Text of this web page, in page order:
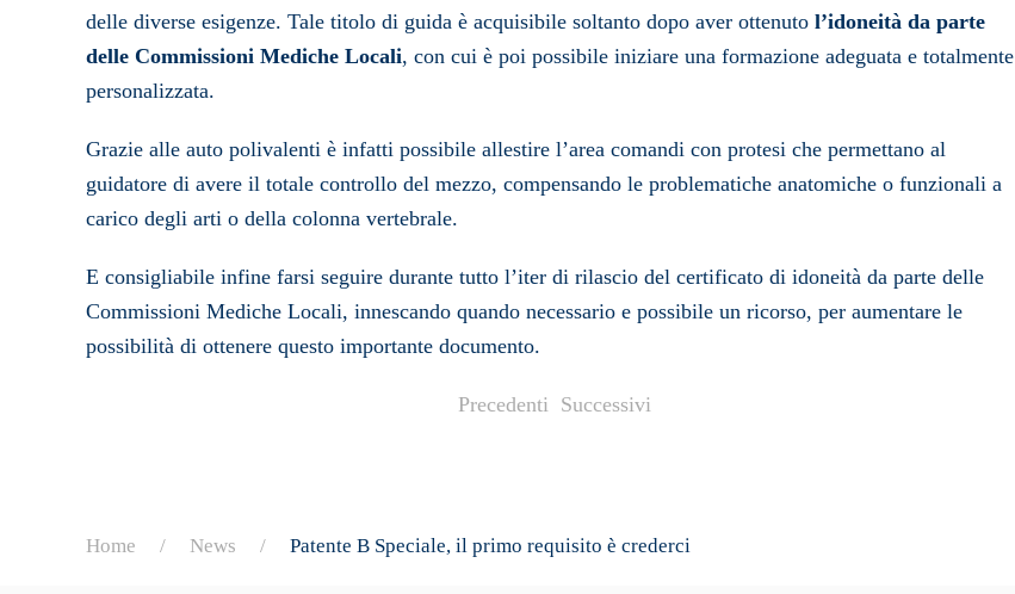
delle diverse esigenze. Tale titolo di guida è acquisibile soltanto dopo aver ottenuto l’idoneità da parte
delle Commissioni Mediche Locali, con cui è poi possibile iniziare una formazione adeguata e totalmente
personalizzata.
Grazie alle auto polivalenti è infatti possibile allestire l’area comandi con protesi che permettano al
guidatore di avere il totale controllo del mezzo, compensando le problematiche anatomiche o funzionali a
carico degli arti o della colonna vertebrale.
E consigliabile infine farsi seguire durante tutto l’iter di rilascio del certificato di idoneità da parte delle
Commissioni Mediche Locali, innescando quando necessario e possibile un ricorso, per aumentare le
possibilità di ottenere questo importante documento.
Precedenti Successivi
Home News Patente B Speciale, il primo requisito è crederci